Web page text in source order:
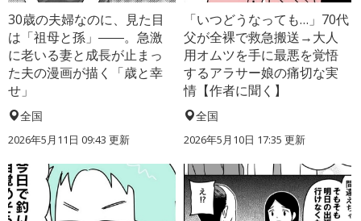
30歳の夫婦なのに、見た目
は「祖母と孫」――。急激
に老いる妻と成長が止まっ
た夫の漫画が描く「歳と幸
せ」
全国
2026年5月11日 09:43 更新
「いつどうなっても…」70代
父が全裸で救急搬送→大人
用オムツを手に最悪を覚悟
するアラサー娘の痛切な実
情【作者に聞く】
全国
2026年5月10日 17:35 更新